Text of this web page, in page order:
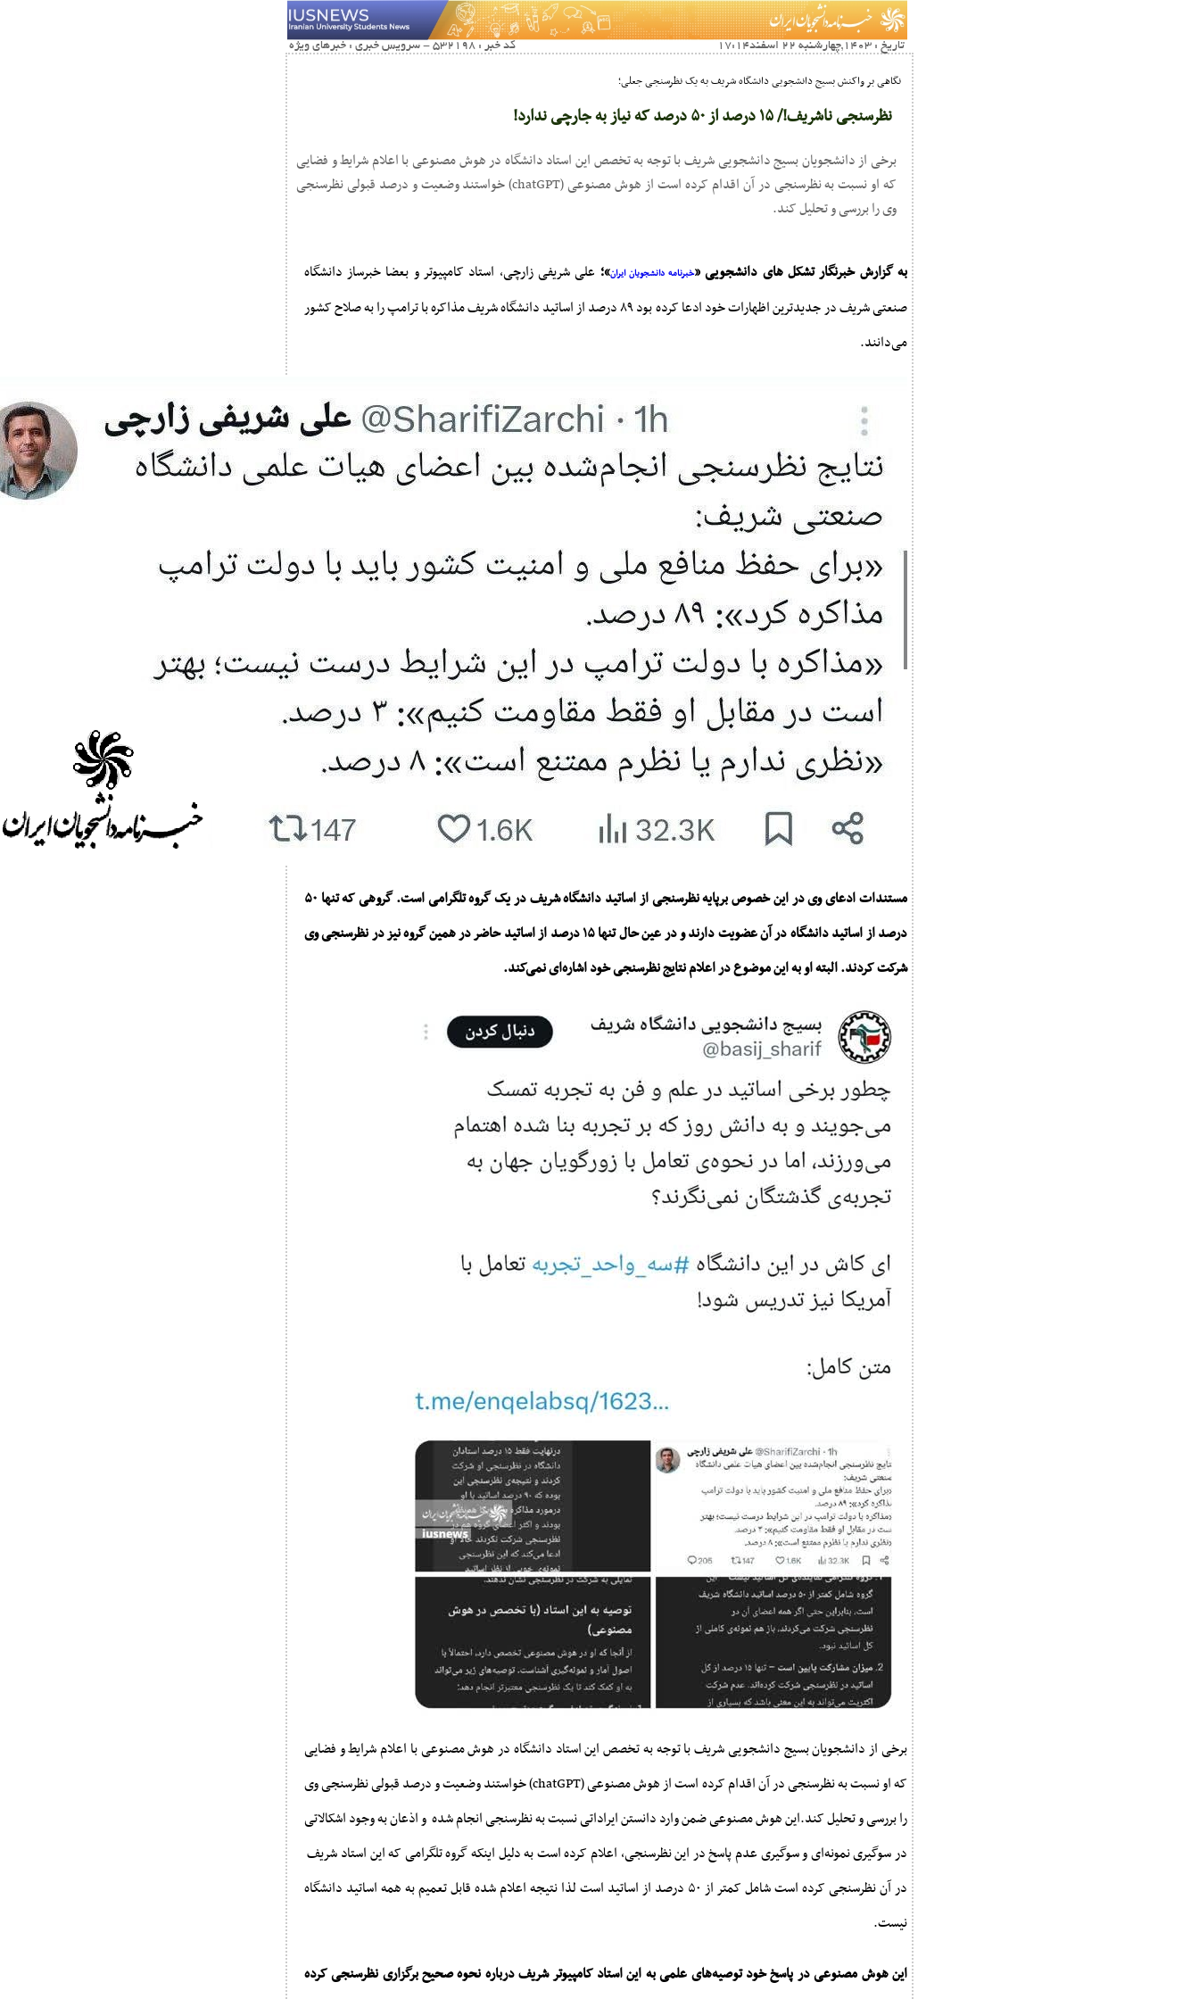
تاریخ : 1403,چهارشنبه 22 اسفند17:14 کد خبر : 532198 - سرویس خبری : خبرهای ویژه
نگاهی بر واکنش بسیج دانشجویی دانشگاه شریف به یک نظرسنجی جعلی؛
نظرسنجی ناشریف!/ ۱۵ درصد از ۵۰ درصد که نیاز به جارچی ندارد!
برخی از دانشجویان بسیج دانشجویی شریف با توجه به تخصص این استاد دانشگاه در هوش مصنوعی با اعلام شرایط و فضایی
که او نسبت به نظرسنجی در آن اقدام کرده است از هوش مصنوعی (chatGPT) خواستند وضعیت و درصد قبولی نظرسنجی
وی را بررسی و تحلیل کند.
به گزارش خبرنگار تشکل های دانشجویی «خبرنامه دانشجویان ایران»؛ علی شریفی زارچی، استاد کامپیوتر و بعضا خبرساز دانشگاه
صنعتی شریف در جدیدترین اظهارات خود ادعا کرده بود ۸۹ درصد از اساتید دانشگاه شریف مذاکره با ترامپ را به صلاح کشور
می‌دانند.
مستندات ادعای وی در این خصوص برپایه نظرسنجی از اساتید دانشگاه شریف در یک گروه تلگرامی است. گروهی که تنها ۵۰
درصد از اساتید دانشگاه در آن عضویت دارند و در عین حال تنها ۱۵ درصد از اساتید حاضر در همین گروه نیز در نظرسنجی وی
شرکت کردند. البته او به این موضوع در اعلام نتایج نظرسنجی خود اشاره‌ای نمی‌کند.
برخی از دانشجویان بسیج دانشجویی شریف با توجه به تخصص این استاد دانشگاه در هوش مصنوعی با اعلام شرایط و فضایی
که او نسبت به نظرسنجی در آن اقدام کرده است از هوش مصنوعی (chatGPT) خواستند وضعیت و درصد قبولی نظرسنجی وی
را بررسی و تحلیل کند.این هوش مصنوعی ضمن وارد دانستن ایراداتی نسبت به نظرسنجی انجام شده و اذعان به وجود اشکالاتی
در سوگیری نمونه‌ای و سوگیری عدم پاسخ در این نظرسنجی، اعلام کرده است به دلیل اینکه گروه تلگرامی که این استاد شریف
در آن نظرسنجی کرده است شامل کمتر از ۵۰ درصد از اساتید است لذا نتیجه اعلام شده قابل تعمیم به همه اساتید دانشگاه
نیست.
این هوش مصنوعی در پاسخ خود توصیه‌های علمی به این استاد کامپیوتر شریف درباره نحوه صحیح برگزاری نظرسنجی کرده